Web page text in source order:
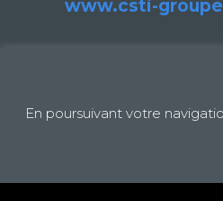
www.csti-
En poursuivant votre